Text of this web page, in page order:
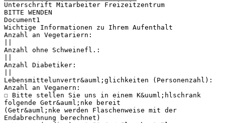
Unterschrift Mitarbeiter Freizeitzentrum
BITTE WENDEN
Document1
Wichtige Informationen zu Ihrem Aufenthalt
Anzahl an Vegetariern:
Anzahl ohne Schweinefl.:
Anzahl Diabetiker:
Lebensmittelunvertr&auml;glichkeiten (Personenzahl):
Anzahl an Veganern:
☐ Bitte stellen Sie uns in einem K&uuml;hlschrank
folgende Getr&auml;nke bereit
(Getr&auml;nke werden Flaschenweise mit der
Endabrechnung berechnet)